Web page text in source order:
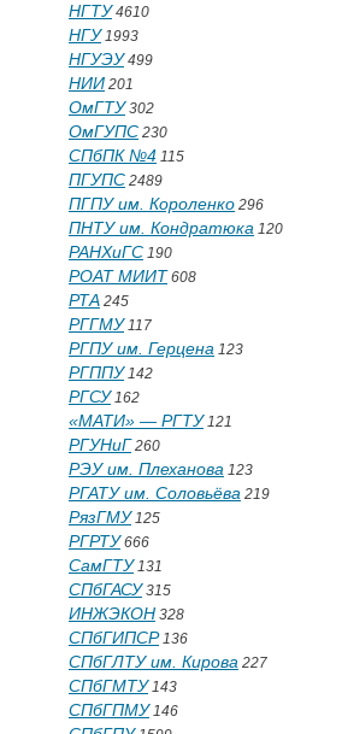
НГТУ4610
НГУ1993
НГУЭУ499
НИИ 201
ОмГТУ302
ОмГУПС 230
СПбПК №4 115
ПГУПС 2489
ПГПУ им. Короленко 296
ПНТУ им. Кондратюка 120
РАНХиГС 190
РОАТ МИИТ 608
РТА 245
РГГМУ117
РГПУ им. Герцена 123
РГППУ142
РГСУ162
«МАТИ» — РГТУ121
РГУНиГ 260
РЭУ им. Плеханова 123
РГАТУ им. Соловьёва 219
РязГМУ125
РГРТУ666
СамГТУ131
СПбГАСУ315
ИНЖЭКОН 328
СПбГИПСР136
СПбГЛТУ им. Кирова 227
СПбГМТУ143
СПбГПМУ146